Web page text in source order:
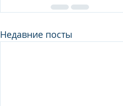
Недавние посты